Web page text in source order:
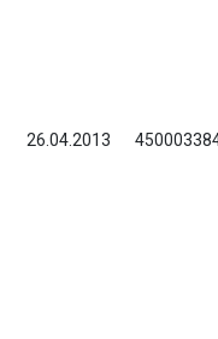
26.04.2013